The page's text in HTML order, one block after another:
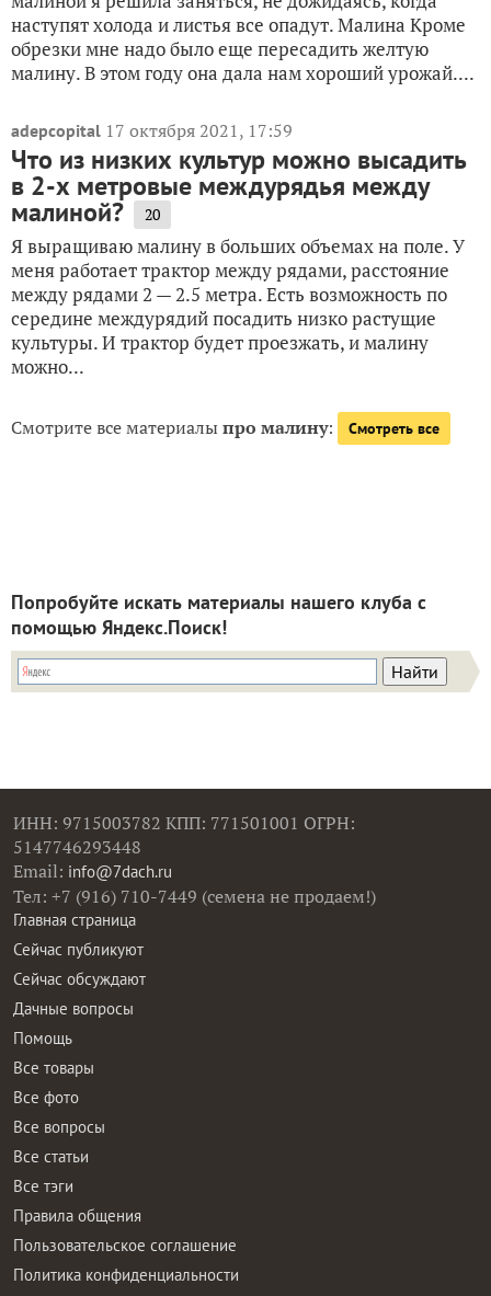
наступят холода и листья все опадут. Малина Кроме
обрезки мне надо было еще пересадить желтую
малину. В этом году она дала нам хороший урожай....
adepcopital 17 октября 2021, 17:59
Что из низких культур можно высадить
в 2-х метровые междурядья между
малиной? 20
Я выращиваю малину в больших объемах на поле. У
меня работает трактор между рядами, расстояние
между рядами 2 — 2.5 метра. Есть возможность по
середине междурядий посадить низко растущие
культуры. И трактор будет проезжать, и малину
можно...
Смотрите все материалыпро малину: Смотреть все
Попробуйте искать материалы нашего клуба с
помощью Яндекс.Поиск!
ИНН: 9715003782 КПП: 771501001 ОГРН:
5147746293448
Email: info@7dach.ru
Тел: +7 (916) 710-7449 (семена не продаем!)
Главная страница
Сейчас публикуют
Сейчас обсуждают
Дачные вопросы
Помощь
Все товары
Все фото
Все вопросы
Все статьи
Все тэги
Правила общения
Пользовательское соглашение
Политика конфиденциальности